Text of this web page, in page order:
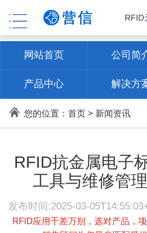
RFID
网站首页 公司简
产品中心 解决方
联系方式
您的位置： 首页> 新闻资讯
RFID抗金属电子
工具与维修管
发布时间:2025-03-
RFID应用千差万别，选对产品，